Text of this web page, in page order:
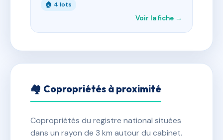
🏠 4 lots
Voir la fiche →
🏘 Copropriétés à proximité
Copropriétés du registre national situées
dans un rayon de 3 km autour du cabinet.